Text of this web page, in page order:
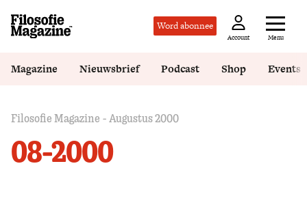
Word abonnee
Account Menu
Magazine Nieuwsbrief Podcast Shop Events
Filosofie Magazine - Augustus 2000
08-2000